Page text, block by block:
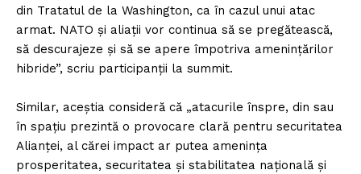
din Tratatul de la Washington, ca în cazul unui atac
armat. NATO şi aliaţii vor continua să se pregătească,
să descurajeze şi să se apere împotriva ameninţărilor
hibride”, scriu participanţii la summit.
Similar, aceştia consideră că „atacurile înspre, din sau
în spaţiu prezintă o provocare clară pentru securitatea
Alianţei, al cărei impact ar putea ameninţa
prosperitatea, securitatea şi stabilitatea naţională şi